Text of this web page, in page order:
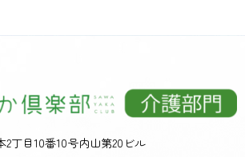
丁目10番10号内山第20ビル